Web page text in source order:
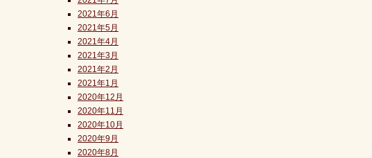
2021年6月
2021年5月
2021年4月
2021年3月
2021年2月
2021年1月
2020年12月
2020年11月
2020年10月
2020年9月
2020年8月